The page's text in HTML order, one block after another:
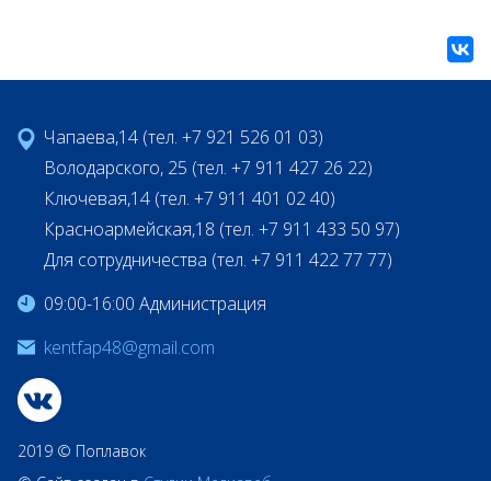
Чапаева,14 (тел. +7 921 526 01 03)
Володарского, 25 (тел. +7 911 427 26 22)
Ключевая,14 (тел. +7 911 401 02 40)
Красноармейская,18 (тел. +7 911 433 50 97)
Для сотрудничества (тел. +7 911 422 77 77)
09:00-16:00 Администрация
kentfap48@gmail.com
2019 © Поплавок